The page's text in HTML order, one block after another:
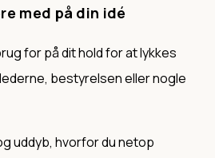
med på din idé
for på dit hold for at lykkes
bestyrelsen eller nogle
uddyb, hvorfor du netop